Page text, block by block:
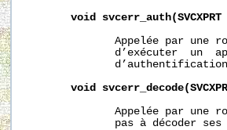
void
svcerr_auth(SVCXPRT
Appelée par une
d’exécuter  un
void
Appelée par une
pas à décoder